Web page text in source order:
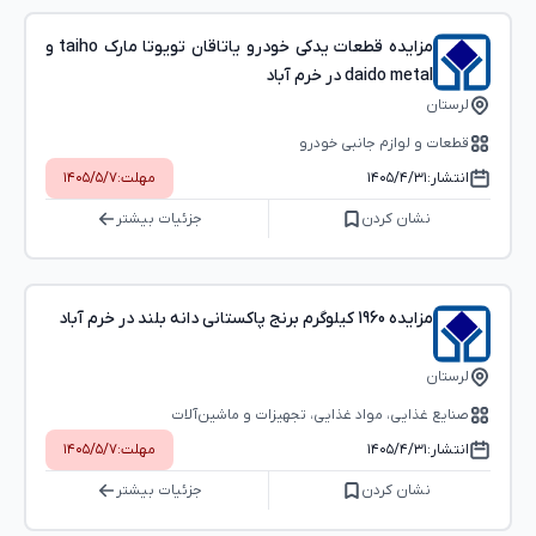
مزایده قطعات یدکی خودرو یاتاقان تویوتا مارک taiho و
daido metal در خرم آباد
لرستان
قطعات و لوازم جانبی خودرو
انتشار:۱۴۰۵/۴/۳۱ مهلت:۱۴۰۵/۵/۷
نشان کردن جزئیات بیشتر
مزایده 1960 کیلوگرم برنج پاکستانی دانه بلند در خرم آباد
لرستان
صنایع غذایی، مواد غذایی، تجهیزات و ماشین‌آلات
انتشار:۱۴۰۵/۴/۳۱ مهلت:۱۴۰۵/۵/۷
نشان کردن جزئیات بیشتر